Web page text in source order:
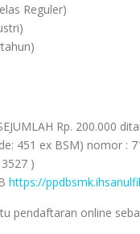
Reguler)
Rp. 200.000
451 ex BSM) nomor :
)
https://
pendaftaran online